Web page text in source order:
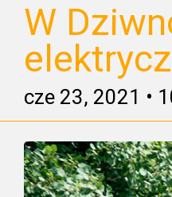
W
cze 23, 2021 •